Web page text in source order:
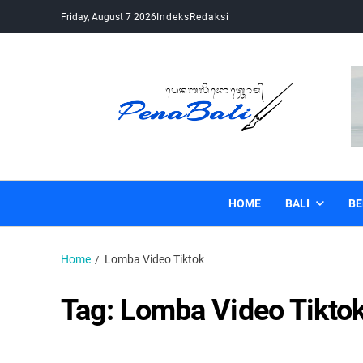
Friday, August 7 2026IndeksRedaksi
HOME BALI
Home Lomba Video Tiktok
Tag: Lomba Video